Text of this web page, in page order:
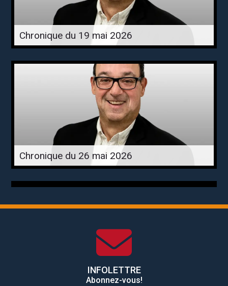
Chronique du 19 mai 2026
Chronique du 26 mai 2026
INFOLETTRE
Abonnez-vous!